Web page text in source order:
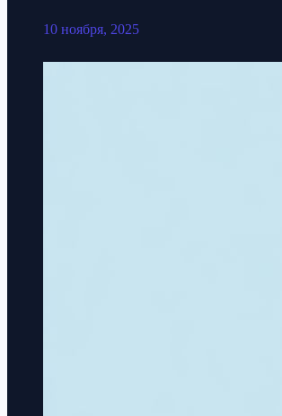
10 ноября, 2025